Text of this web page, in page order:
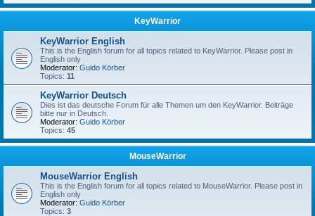
KeyWarrior
KeyWarrior English
This is the English forum for all topics related to KeyWarrior. Please post in
English only
Moderator: Guido Körber
Topics: 11
KeyWarrior Deutsch
Dies ist das deutsche Forum für alle Themen um den KeyWarrior. Beiträge
bitte nur in Deutsch.
Moderator: Guido Körber
Topics: 45
MouseWarrior
MouseWarrior English
This is the English forum for all topics related to MouseWarrior. Please post in
English only
Moderator: Guido Körber
Topics: 3